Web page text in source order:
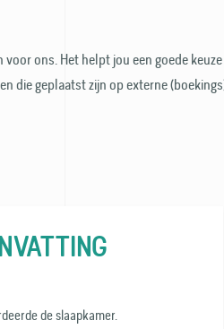
ons. Het helpt jou een goede
die geplaatst zijn op externe
de slaapkamer.